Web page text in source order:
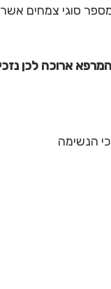
סוגי צמחים
ארוכה לכן
הנשימה